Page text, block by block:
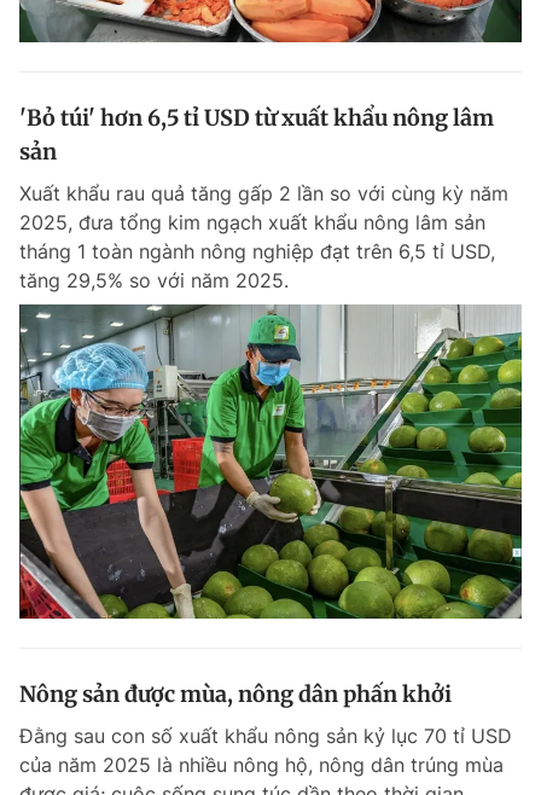
'Bỏ túi' hơn 6,5 tỉ USD từ xuất khẩu nông lâm
sản
Xuất khẩu rau quả tăng gấp 2 lần so với cùng kỳ năm
2025, đưa tổng kim ngạch xuất khẩu nông lâm sản
tháng 1 toàn ngành nông nghiệp đạt trên 6,5 tỉ USD,
tăng 29,5% so với năm 2025.
Nông sản được mùa, nông dân phấn khởi
Đằng sau con số xuất khẩu nông sản kỷ lục 70 tỉ USD
của năm 2025 là nhiều nông hộ, nông dân trúng mùa